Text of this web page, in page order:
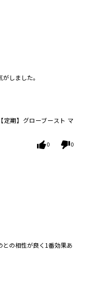
しました。
【定期】グローブースト マ
0 0
との相性が良く1番効果あ